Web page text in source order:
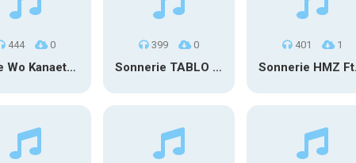
444 0
Yume Wo Kanaete – Doraemon (iPhone Remix)
399 0
Sonnerie TABLO X RM – Stop The Rain
401 1